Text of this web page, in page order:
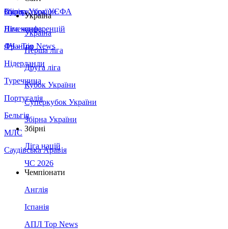
Збірна України
Італія
Німеччина
Франція
Нідерланди
Туреччина
Португалія
Бельгія
МЛС
Саудівська Аравія
Суперкубок УЄФА
Ліга конференцій
ЛЧ - Top News
Україна
Україна
Перша ліга
Друга ліга
Кубок України
Суперкубок України
Збірна України
Збірні
Ліга націй
ЧС 2026
Чемпіонати
Англія
Іспанія
АПЛ Top News